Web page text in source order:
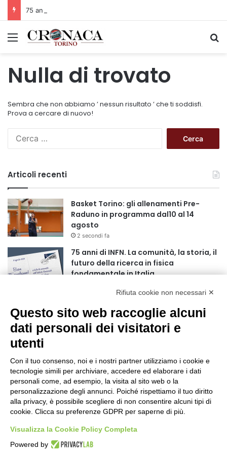
Menu
Nulla di trovato
Sembra che non abbiamo ’ nessun risultato ’ che ti soddisfi.
Prova a cercare di nuovo!
c
p
e
Articoli recenti
Basket Torino: gli allenamenti Pre-
Raduno in programma dal10 al 14
agosto
2 secondi fa
75 anni di INFN. La comunità, la storia, il
futuro della ricerca in fisica
fondamentale in Italia
nel pieno della stagione turistica
4 ore fa
Madonna della Neve al Rifugio Ciao
Pais
15 ore fa
Pininfarina, Davide Loris Amantea è il
nuovo Chief Creative Officer
1 giorno fa
Cesana Torinese: il secondo weekend di
agosto apre il cuore dell’estate
Rifiuta cookie non necessari ✕
Questo sito web raccoglie alcuni
dati personali dei visitatori e
utenti
Con il tuo consenso, noi e i nostri partner utilizziamo i cookie e
tecnologie simili per archiviare, accedere ed elaborare i dati
personali come, ad esempio, la visita al sito web o la
personalizzazione degli annunci. Poiché rispettiamo il tuo diritto
alla privacy, è possibile scegliere di non consentire alcuni tipi di
cookie. Clicca su preferenze GDPR per saperne di più.
Visualizza la Cookie Policy Completa
Powered by